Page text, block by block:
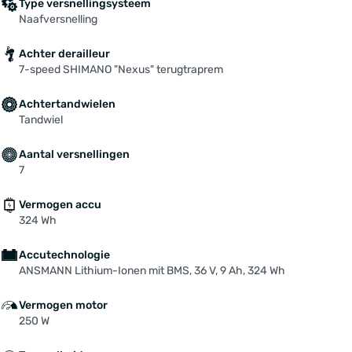
Type versnellingsysteem
Naafversnelling
Achter derailleur
7-speed SHIMANO "Nexus" terugtraprem
Achtertandwielen
Tandwiel
Aantal versnellingen
7
Vermogen accu
324 Wh
Accutechnologie
ANSMANN Lithium-Ionen mit BMS, 36 V, 9 Ah, 324 Wh
Vermogen motor
250 W